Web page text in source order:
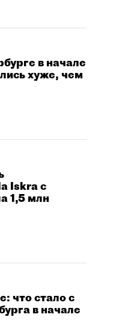
в начале
хуже, чем
Iskra с
1,5 млн
что стало с
в начале